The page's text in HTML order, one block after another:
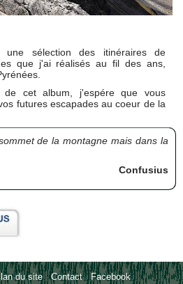
une sélection des itinéraires de
que j'ai réalisés au fil des ans,
de cet album, j'espére que vous
futures escapades au coeur de la
de la montagne mais dans la
Confusius
du site-Contact-Facebook